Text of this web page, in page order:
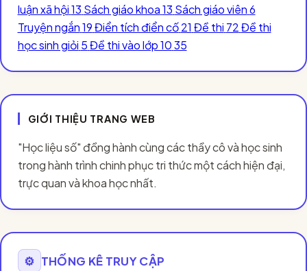
luận xã hội13 Sách giáo khoa13 Sách giáo viên6
Truyện ngắn19Điển tích điển cố 21 Đề thi 72Đề thi
học sinh giỏi 5Đề thi vào lớp 1035
GIỚI THIỆU TRANG WEB
"Học liệu số" đồng hành cùng các thầy cô và học sinh
trong hành trình chinh phục tri thức một cách hiện đại,
trực quan và khoa học nhất.
⚙️ THỐNG KÊ TRUY CẬP